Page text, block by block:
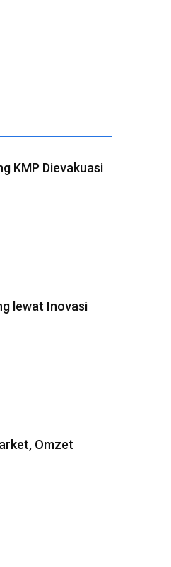
KMP Dievakuasi
lewat Inovasi
Omzet